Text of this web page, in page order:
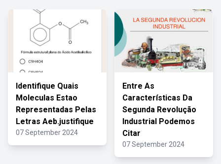
Identifique Quais
Moleculas Estao
Representadas Pelas
Letras Aeb.justifique
07 September 2024
Entre As
Características Da
Segunda Revolução
Industrial Podemos
Citar
07 September 2024